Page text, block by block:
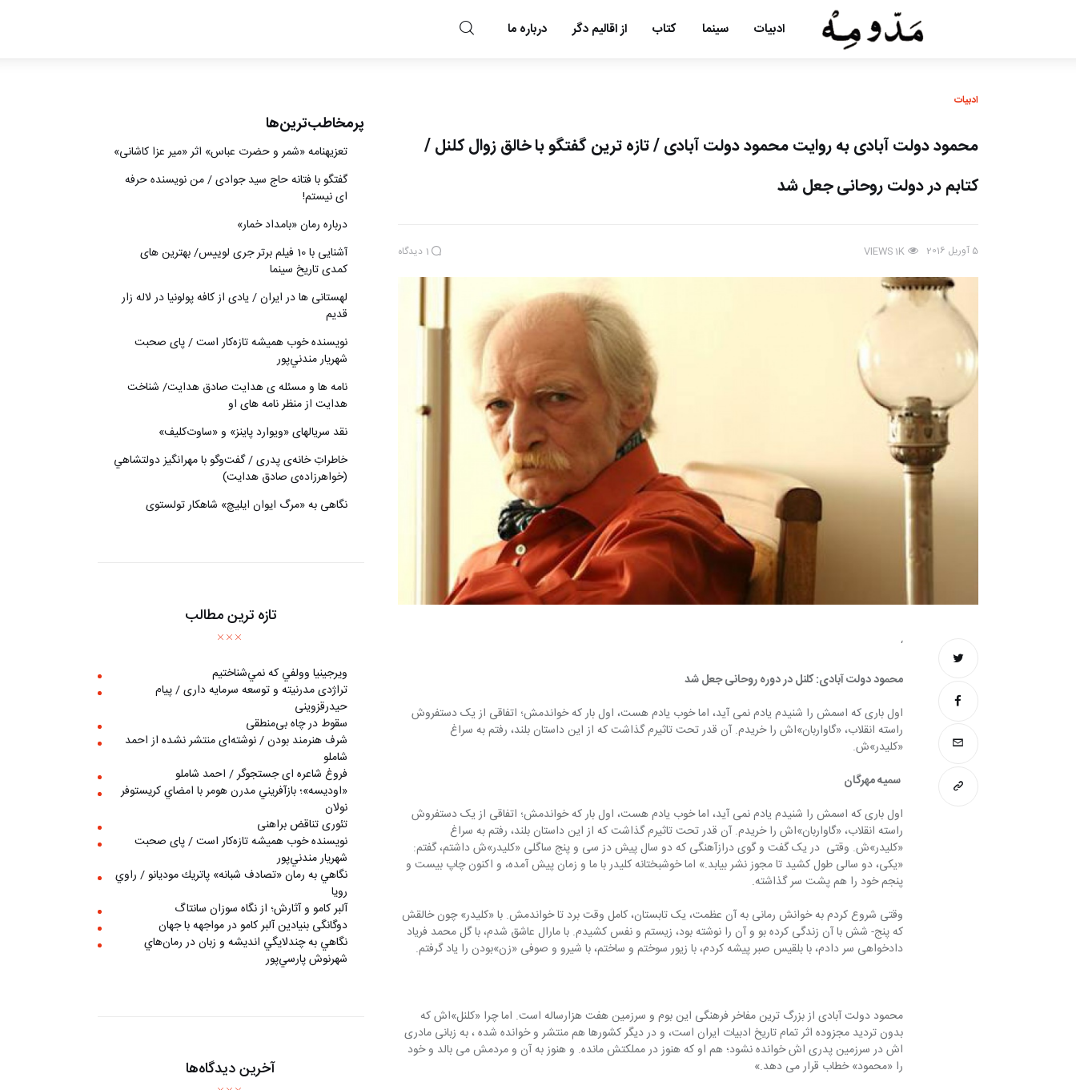
ادبیات سینما کتاب از اقالیم دگر درباره ما
ادبیات
محمود دولت آبادی به روایت محمود دولت آبادی / تازه ترین گفتگو با خالق زوال کلنل /
کتابم در دولت روحانی جعل شد
5 آوریل 2016 1K
VIEWS
1 دیدگاه
‘
محمود دولت آبادی: کلنل در دوره روحانی جعل شد
اول باری که اسمش را شنیدم یادم نمی آید، اما خوب یادم هست، اول بار که خواندمش؛ اتفاقی از یک دستفروش
راسته انقلاب، «گاواربان»اش را خریدم. آن قدر تحت تاثیرم گذاشت که از این داستان بلند، رفتم به سراغ
«کلیدر»ش.
سمیه مهرگان
اول باری که اسمش را شنیدم یادم نمی آید، اما خوب یادم هست، اول بار که خواندمش؛ اتفاقی از یک دستفروش
راسته انقلاب، «گاواربان»اش را خریدم. آن قدر تحت تاثیرم گذاشت که از این داستان بلند، رفتم به سراغ
«کلیدر»ش. وقتی  در یک گفت و گوی درازآهنگی که دو سال پیش دز سی و پنج ساگلی «کلیدر»ش داشتم، گفتم:
«یکی، دو سالی طول کشید تا مجوز نشر بیابد.» اما خوشبختانه کلیدر با ما و زمان پیش آمده، و اکنون چاپ بیست و
پنجم خود را هم پشت سر گذاشته.
وقتی شروع کردم به خوانش رمانی به آن عظمت، یک تابستان، کامل وقت برد تا خواندمش. با «کلیدر» چون خالقش
که پنج- شش با آن زندگی کرده بو و آن را نوشته بود، زیستم و نفس کشیدم. با مارال عاشق شدم، با گل محمد فریاد
دادخواهی سر دادم، با بلقیس صبر پیشه کردم، با زیور سوختم و ساختم، با شیرو و صوفی «زن»بودن را یاد گرفتم.
محمود دولت آبادی از بزرگ ترین مفاخر فرهنگی این بوم و سرزمین هفت هزارساله است. اما چرا «کلنل»اش که
بدون تردید مجزوده اثر تمام تاریخ ادبیات ایران است، و در دیگر کشورها هم منتشر و خوانده شده ، به زبانی مادری
اش در سرزمین پدری اش خوانده نشود؛ هم او که هنوز در مملکتش مانده. و هنوز به آن و مردمش می بالد و خود
را «محمود» خطاب قرار می دهد.»
پرمخاطب‌ترین‌ها
تعزیه‎نامه‏ «شمر و حضرت عباس» اثر «میر عزا کاشانی»
گفتگو با فتانه حاج سید جوادی / من نویسنده حرفه
ای نیستم!
درباره رمان «بامداد خمار»
آشنایی با 10 فیلم برتر جری لوییس/ بهترین های
کمدی تاریخ سینما
لهستانی ها در ایران / یادی از کافه پولونیا در لاله زار
قدیم
نويسنده خوب هميشه تازه‌كار است / پای صحبت
شهريار مندني‌پور
نامه ها و مسئله ی هدایت صادق هدایت/ شناخت
هدایت از منظر نامه های او
نقد سریالهای «ویوارد پاینز» و «ساوت‌کلیف»
خاطراتِ خانه‌ی پدری / گفت‌وگو با مهرانگيز دولتشاهي
(خواهرزاده‌ی صادق هدايت)
نگاهی به «مرگ ايوان ايليچ» شاهکار تولستوی
تازه ترین مطالب
ويرجينيا وولفي كه نمي‌شناختيم
تراژدی مدرنیته و توسعه سرمایه داری / پیام
حیدرقزوینی
سقوط در چاه بی‌منطقی
شرف هنرمند بودن / نوشته‌ای منتشر نشده از احمد
شاملو
فروغ شاعره ای جستجوگر / احمد شاملو
«اوديسه»؛ بازآفريني مدرن هومر با امضاي كريستوفر
نولان
تئوری تناقض براهنی
نويسنده خوب هميشه تازه‌كار است / پای صحبت
شهريار مندني‌پور
نگاهي به رمان «تصادف شبانه» پاتريك موديانو / راوي
رويا
آلبر کامو و آثارش؛ از نگاه سوزان سانتاگ
دوگانگی بنیادین آلبر کامو در مواجهه با جهان
نگاهي به چندلايگي انديشه و زبان در رمان‌هاي
شهرنوش پارسي‌پور
آخرین دیدگاه‌ها